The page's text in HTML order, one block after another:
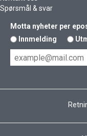
Spørsmål & svar
Motta nyheter per
Innmelding